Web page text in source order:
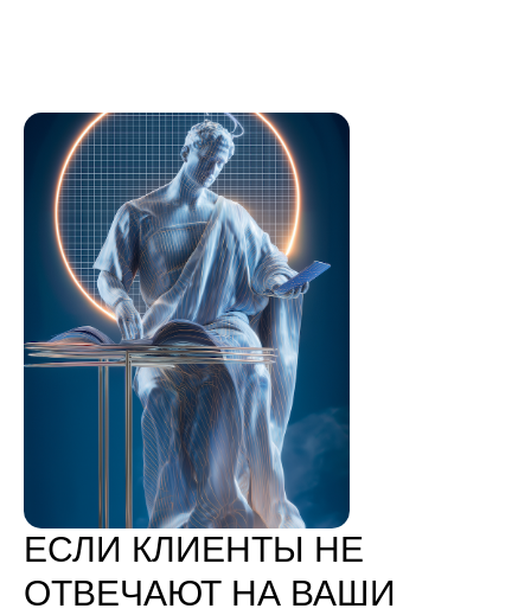
ЕСЛИ КЛИЕНТЫ НЕ
ОТВЕЧАЮТ НА ВАШИ